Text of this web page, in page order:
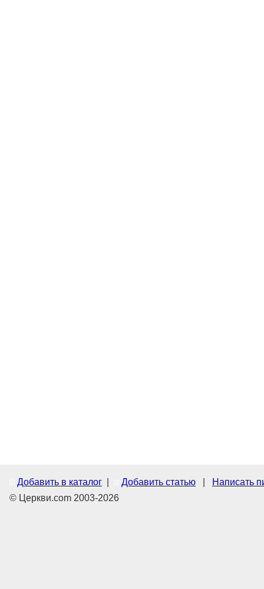
Добавить в каталог Добавить статью
Написать
© Церкви.com 2003-2026